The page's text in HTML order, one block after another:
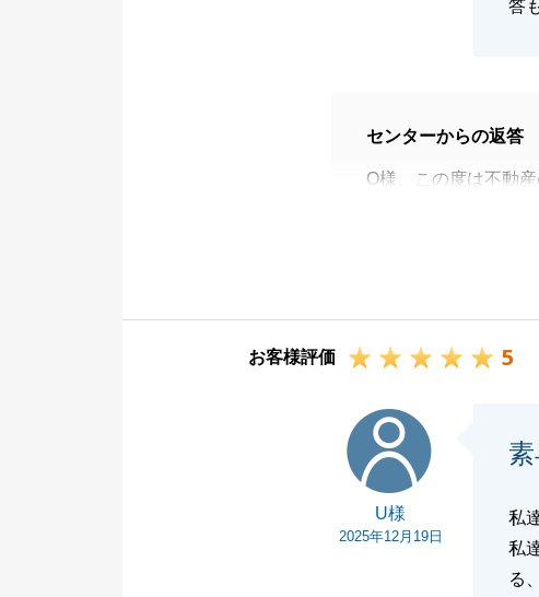
答
センターからの返答
O様、この度は不動
お引渡しまで日が短
があり無事にお取引
引き続きよろしくお
お客様評価 5
U様
2025年12月19日
私
私
る